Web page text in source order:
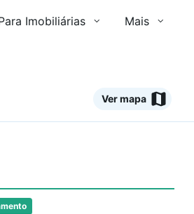
Imobiliárias Mais
Ver mapa
Ver